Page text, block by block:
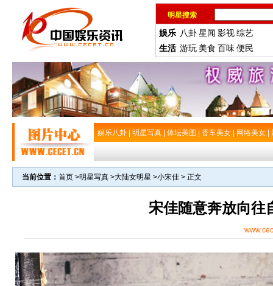
明星搜索
娱乐 八卦星闻 影视综艺
生活 游玩 美食 百味便民
娱乐八卦 明星写真 体坛美图 香车美女 网络美女
当前位置： 首页 >明星写真 >大陆女明星 >小宋佳 > 正文
宋佳随意奔放向往